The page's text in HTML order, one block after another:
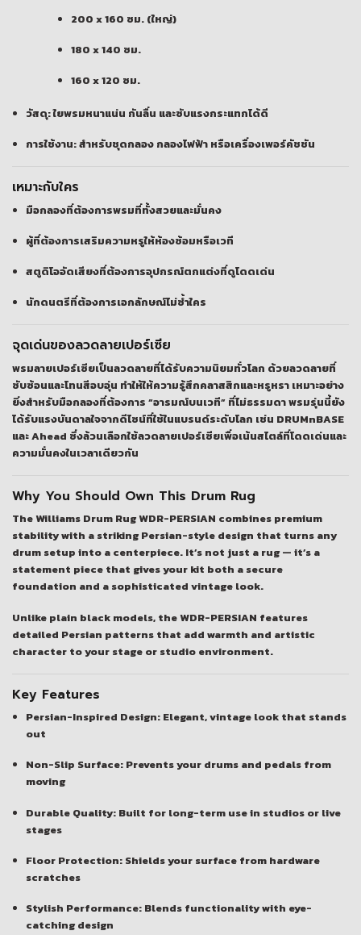
200 x 160 ซม. (ใหญ่)
180 x 140 ซม.
160 x 120 ซม.
วัสดุ: ใยพรมหนาแน่น กันลื่น และซับแรงกระแทกได้ดี
การใช้งาน: สำหรับชุดกลอง กลองไฟฟ้า หรือเครื่องเพอร์คัชชัน
เหมาะกับใคร
มือกลองที่ต้องการพรมที่ทั้งสวยและมั่นคง
ผู้ที่ต้องการเสริมความหรูให้ห้องซ้อมหรือเวที
สตูดิโออัดเสียงที่ต้องการอุปกรณ์ตกแต่งที่ดูโดดเด่น
นักดนตรีที่ต้องการเอกลักษณ์ไม่ซ้ำใคร
จุดเด่นของลวดลายเปอร์เซีย
พรมลายเปอร์เซียเป็นลวดลายที่ได้รับความนิยมทั่วโลก ด้วยลวดลายที่
ซับซ้อนและโทนสีอบอุ่น ทำให้ให้ความรู้สึกคลาสสิกและหรูหรา เหมาะอย่าง
ยิ่งสำหรับมือกลองที่ต้องการ “อารมณ์บนเวที” ที่ไม่ธรรมดา พรมรุ่นนี้ยัง
ได้รับแรงบันดาลใจจากดีไซน์ที่ใช้ในแบรนด์ระดับโลก เช่น DRUMnBASE
และAhead ซึ่งล้วนเลือกใช้ลวดลายเปอร์เซียเพื่อเน้นสไตล์ที่โดดเด่นและ
ความมั่นคงในเวลาเดียวกัน
Why You Should Own This Drum Rug
TheWilliams Drum Rug WDR-PERSIAN combines premium
stability with a striking Persian-style design that turns any
drum setup into a centerpiece. It’s not just a rug — it’s a
statement piece that gives your kit both a secure
foundation and a sophisticated vintage look.
Unlike plain black models, the WDR-PERSIAN features
detailed Persian patterns that add warmth and artistic
character to your stage or studio environment.
Key Features
Persian-Inspired Design: Elegant, vintage look that stands
out
Non-Slip Surface: Prevents your drums and pedals from
moving
Durable Quality: Built for long-term use in studios or live
stages
Floor Protection: Shields your surface from hardware
scratches
Stylish Performance: Blends functionality with eye-
catching design